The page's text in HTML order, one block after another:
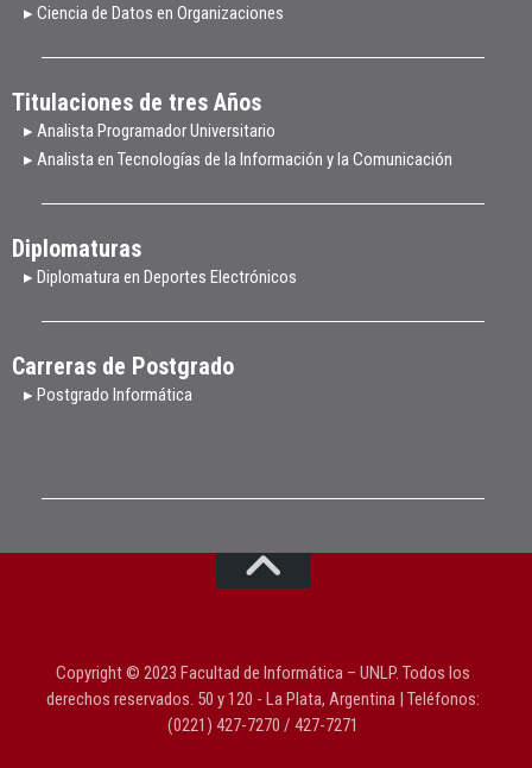
▸ Ciencia de Datos en Organizaciones
Titulaciones de tres Años
▸ Analista Programador Universitario
▸ Analista en Tecnologías de la Información y la Comunicación
Diplomaturas
▸ Diplomatura en Deportes Electrónicos
Carreras de Postgrado
▸ Postgrado Informática
Copyright © 2023 Facultad de Informática – UNLP. Todos los
derechos reservados. 50 y 120 - La Plata, Argentina | Teléfonos:
(0221) 427-7270 / 427-7271